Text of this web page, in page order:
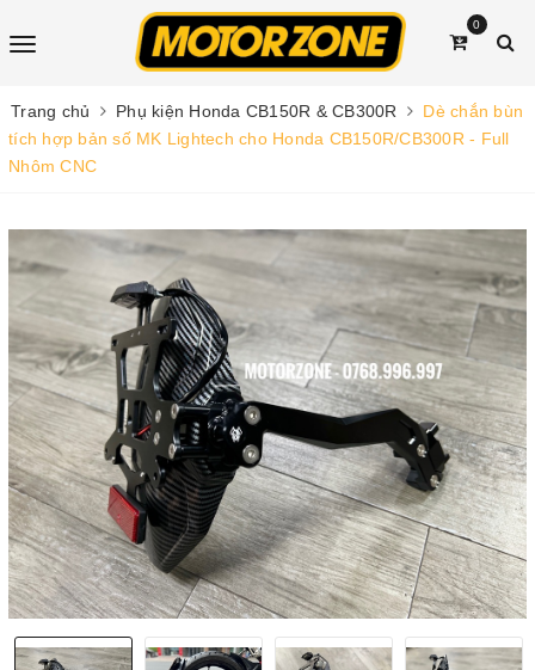
0
Trang chủ Phụ kiện Honda CB150R & CB300R
Dè chắn bùn
tích hợp bản số MK Lightech cho Honda CB150R/CB300R - Full
Nhôm CNC